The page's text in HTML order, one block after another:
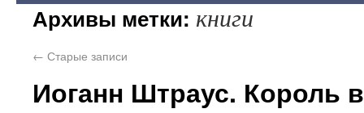
Архивы метки: книги
← Старые записи
Иоганн Штраус. Король